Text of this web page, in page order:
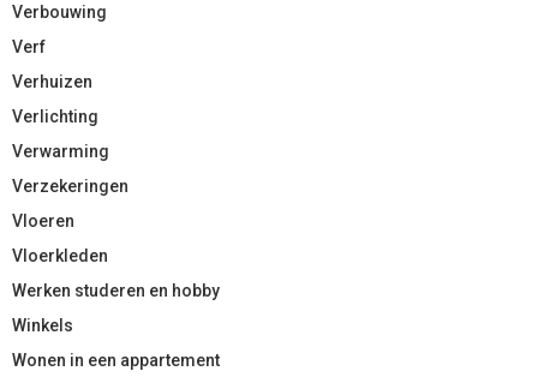
Verbouwing
Verf
Verhuizen
Verlichting
Verwarming
Verzekeringen
Vloeren
Vloerkleden
Werken studeren en hobby
Winkels
Wonen in een appartement